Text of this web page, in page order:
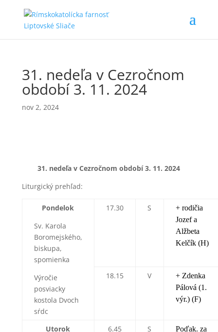
31. nedeľa v Cezročnom
období 3. 11. 2024
nov 2, 2024
31. nedeľa v Cezročnom období 3. 11. 2024
Liturgický prehľad:
Pondelok
Sv. Karola
Boromejského,
biskupa,
spomienka
Výročie
posviacky
kostola Dvoch
sŕdc
17.30 S
+ rodičia
Jozef a
Alžbeta
Kelčík (H)
18.15 V
+ Zdenka
Pálová (1.
výr.) (F)
Utorok 6.45 S
Poďak. za